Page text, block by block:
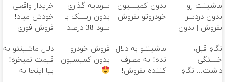
ماشینت رو
بدون دردسر
بفروش | بدون
بدون کمیسیون
خودروتو بفروش
سرمایه گذاری
بدون ریسک با
سود 38 درصد
خریدار واقعی
خودش میاد!
فروش فوری
مکانیک
نگاهِ قبل،
خستگی
داشت... نگاهِ
ماشینتو به دلال
نده! به مصرف
کننده بفروش!
فروش خودرو
بدون کمیسیون
دلال ماشینتو به
قیمت نمیخره!
بیا اینجا به